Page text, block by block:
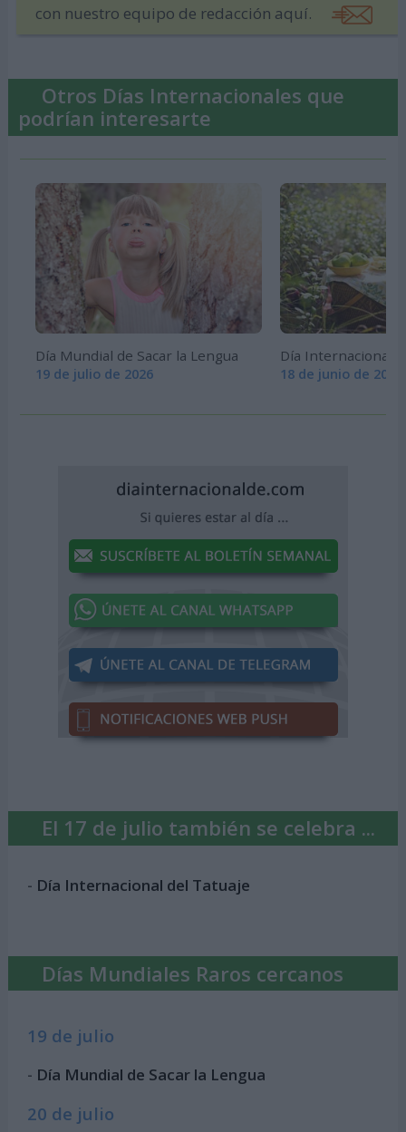
con nuestro equipo de redacción aquí.
Otros Días Internacionales que
podrían interesarte
Día Mundial de Sacar la Lengua
19 de julio de 2026
Día Internacional
18 de junio de 2026
El 17 de julio también se celebra ...
- Día Internacional del Tatuaje
Días Mundiales Raros cercanos
19 de julio
- Día Mundial de Sacar la Lengua
20 de julio